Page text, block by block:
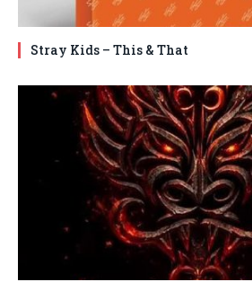
Stray Kids – This & That